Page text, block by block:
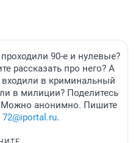
90-е и нулевые?
рассказать про него? А
в криминальный
в милиции? Поделитесь
анонимно. Пишите
72@iportal.ru.